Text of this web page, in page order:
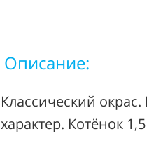
Описание:
Классический
характер. Котёнок